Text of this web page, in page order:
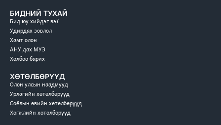
БИДНИЙ ТУХАЙ
Бид юу хийдэг вэ?
Удирдах зөвлөл
Хамт олон
АНУ дах МУЗ
Холбоо барих
ХӨТӨЛБӨРҮҮД
Олон улсын наадмууд
Урлагийн хөтөлбөрүүд
Соёлын өвийн хөтөлбөрүүд
Хөгжлийн хөтөлбөрүүд